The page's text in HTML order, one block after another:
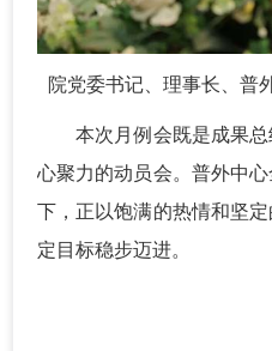
院党委书记、理事长、普
本次月例会既是成果总
心聚力的动员会。普外中
下，正以饱满的热情和坚
定目标稳步迈进。